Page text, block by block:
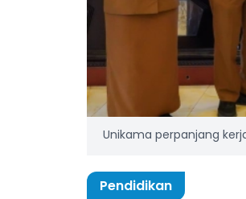
Unikama perpanjang
Pendidikan